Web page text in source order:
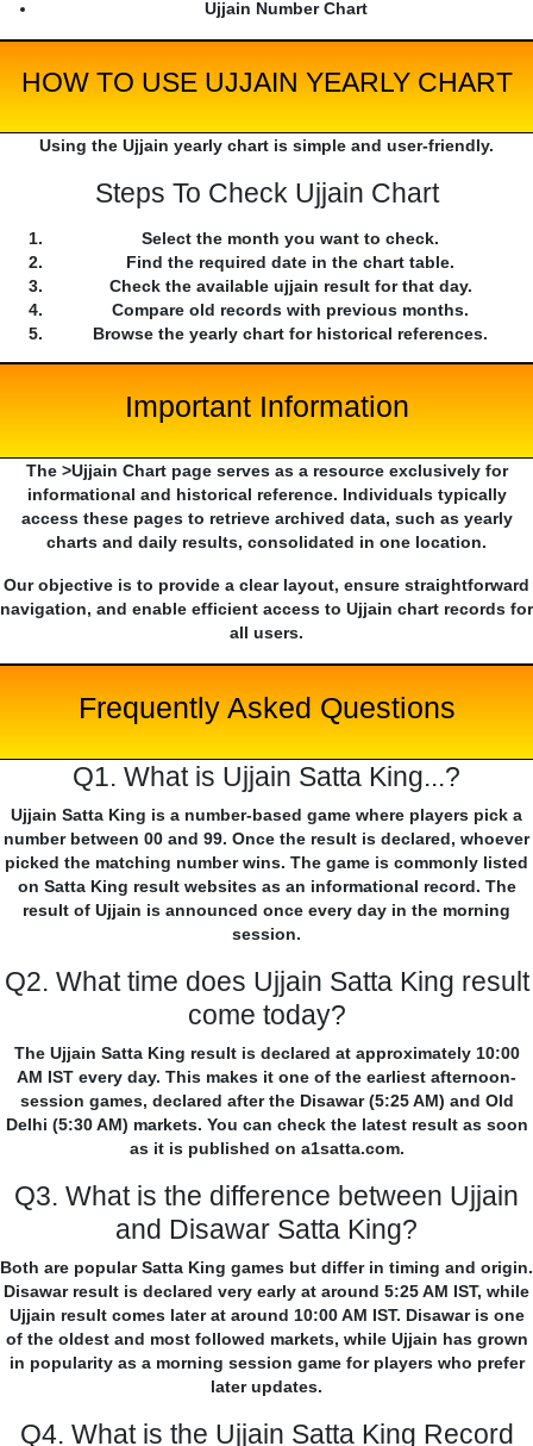
Ujjain Number Chart
HOW TO USE UJJAIN YEARLY CHART
Using the Ujjain yearly chart is simple and user-friendly.
Steps To Check Ujjain Chart
Select the month you want to check.
Find the required date in the chart table.
Check the available ujjain result for that day.
Compare old records with previous months.
Browse the yearly chart for historical references.
Important Information
The >Ujjain Chart page serves as a resource exclusively for
informational and historical reference. Individuals typically
access these pages to retrieve archived data, such as yearly
charts and daily results, consolidated in one location.
Our objective is to provide a clear layout, ensure straightforward
navigation, and enable efficient access to Ujjain chart records for
all users.
Frequently Asked Questions
Q1. What is Ujjain Satta King...?
Ujjain Satta King is a number-based game where players pick a
number between 00 and 99. Once the result is declared, whoever
picked the matching number wins. The game is commonly listed
on Satta King result websites as an informational record. The
result of Ujjain is announced once every day in the morning
session.
Q2. What time does Ujjain Satta King result
come today?
The Ujjain Satta King result is declared at approximately 10:00
AM IST every day. This makes it one of the earliest afternoon-
session games, declared after the Disawar (5:25 AM) and Old
Delhi (5:30 AM) markets. You can check the latest result as soon
as it is published on a1satta.com.
Q3. What is the difference between Ujjain
and Disawar Satta King?
Both are popular Satta King games but differ in timing and origin.
Disawar result is declared very early at around 5:25 AM IST, while
Ujjain result comes later at around 10:00 AM IST. Disawar is one
of the oldest and most followed markets, while Ujjain has grown
in popularity as a morning session game for players who prefer
later updates.
Q4. What is the Ujjain Satta King Record